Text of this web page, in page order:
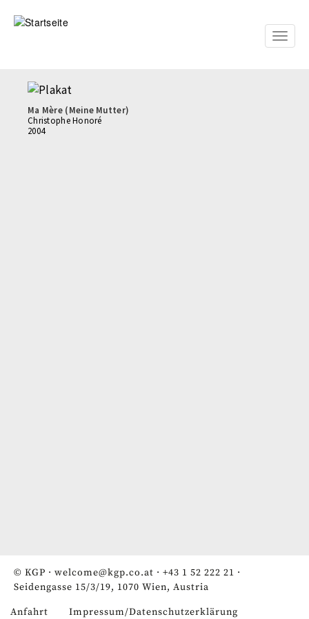
zum
Toggle
Ma Mère (Meine Mutter)
Christophe Honoré
2004
© KGP · welcome@kgp.co.at · +43 1 52 222 21 ·
Seidengasse 15/3/19, 1070 Wien, Austria
Anfahrt Impressum/Datenschutzerklärung